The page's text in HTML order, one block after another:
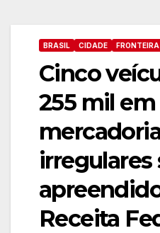
BRASIL CIDADE FRONTEIRA
Cinco
255 mil em
irregulares
Receita